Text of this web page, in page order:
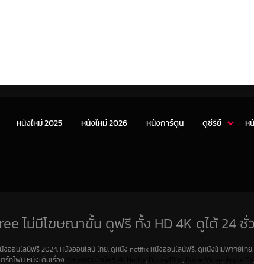
หนังใหม่ 2025 หนังใหม่ 2026 หนังการ์ตูน ดูซีรีย์ ห
ไม่มีโฆษณาขั้น ดูฟรี ทั้ง HD 4K ดูได้ 24 ชั่
ออนไลน์ฟรี 2024, หนังออนไลน์ ไทย, ดูหนัง netflix หนังออนไลน์ฟรี, ดูหนังใหม่พากย์ไท
ร์ทโฟน หนังเต็มเรื่อง , , , ,